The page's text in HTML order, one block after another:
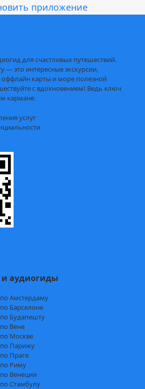
приложение
для счастливых путешествий.
— это интересные экскурсии,
карты и море полезной
с вдохновением! Ведь ключ
кармане.
услуг
и аудиогиды
Амстердаму
Барселоне
Будапешту
Вене
Москве
Парижу
Праге
Риму
Венеции
Стамбулу